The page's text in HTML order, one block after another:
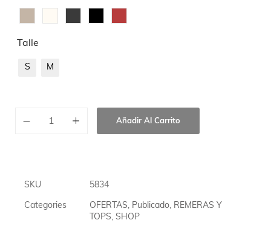
Talle
S M
Añadir Al Carrito
SKU 5834
Categories OFERTAS, Publicado, REMERAS Y
TOPS, SHOP